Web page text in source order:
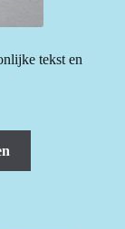
tekst en